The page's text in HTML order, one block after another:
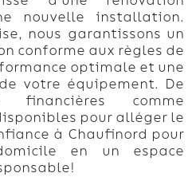
nouvelle installation.
nous garantissons un
conforme aux règles de
optimale et une
votre équipement. De
comme
pour alléger le
à Chaufinord pour
en un espace